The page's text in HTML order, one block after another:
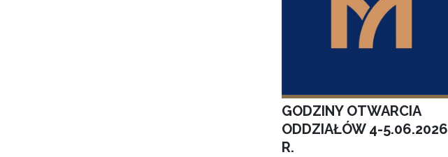
GODZINY OTWARCIA
ODDZIAŁÓW 4-5.06.2026
R.